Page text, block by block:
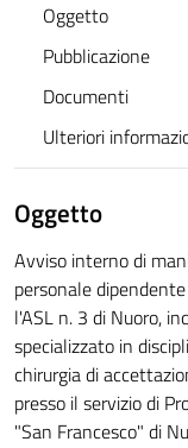
Oggetto
Pubblicazione
Documenti
Ulteriori
Oggetto
Avviso interno di
personale
l'ASL n. 3 di Nuoro,
specializzato in
chirurgia di
presso il servizio di
"San Francesco" di